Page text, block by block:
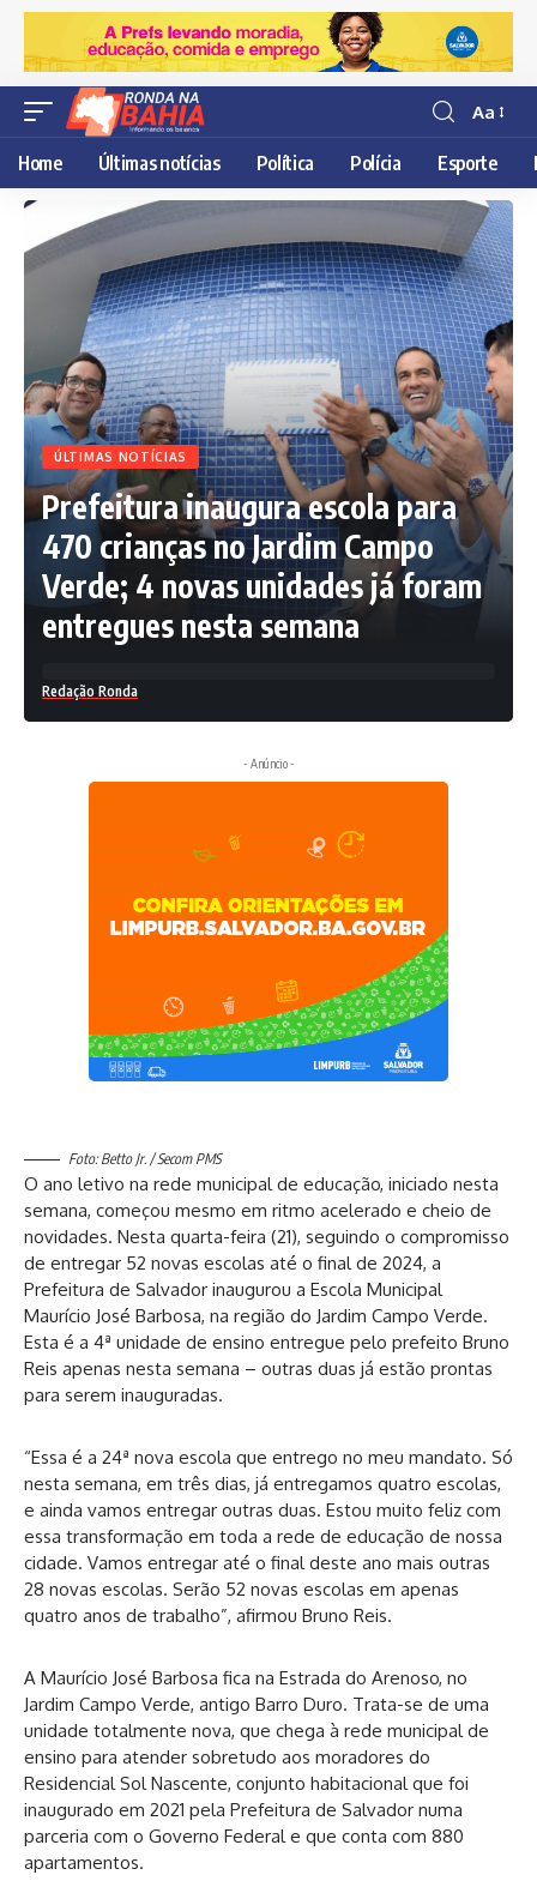
Resisor
de
fonte
Aa
Home Últimas notícias Política Polícia Esporte
ÚLTIMAS NOTÍCIAS
Prefeitura inaugura escola para
470 crianças no Jardim Campo
Verde; 4 novas unidades já foram
entregues nesta semana
Redação Ronda
- Anúncio -
Foto: Betto Jr. / Secom PMS
O ano letivo na rede municipal de educação, iniciado nesta
semana, começou mesmo em ritmo acelerado e cheio de
novidades. Nesta quarta-feira (21), seguindo o compromisso
de entregar 52 novas escolas até o final de 2024, a
Prefeitura de Salvador inaugurou a Escola Municipal
Maurício José Barbosa, na região do Jardim Campo Verde.
Esta é a 4ª unidade de ensino entregue pelo prefeito Bruno
Reis apenas nesta semana – outras duas já estão prontas
para serem inauguradas.
“Essa é a 24ª nova escola que entrego no meu mandato. Só
nesta semana, em três dias, já entregamos quatro escolas,
e ainda vamos entregar outras duas. Estou muito feliz com
essa transformação em toda a rede de educação de nossa
cidade. Vamos entregar até o final deste ano mais outras
28 novas escolas. Serão 52 novas escolas em apenas
quatro anos de trabalho”, afirmou Bruno Reis.
A Maurício José Barbosa fica na Estrada do Arenoso, no
Jardim Campo Verde, antigo Barro Duro. Trata-se de uma
unidade totalmente nova, que chega à rede municipal de
ensino para atender sobretudo aos moradores do
Residencial Sol Nascente, conjunto habitacional que foi
inaugurado em 2021 pela Prefeitura de Salvador numa
parceria com o Governo Federal e que conta com 880
apartamentos.